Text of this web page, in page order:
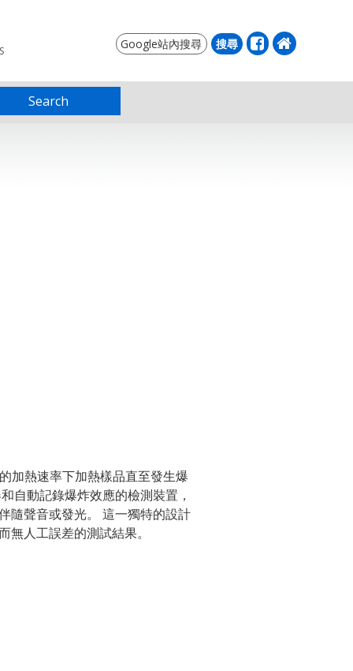
Search
加熱速率下加熱樣品直至發生爆
自動記錄爆炸效應的檢測裝置，
隨聲音或發光。 這一獨特的設計
人工誤差的測試結果。